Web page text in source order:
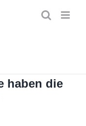
haben die